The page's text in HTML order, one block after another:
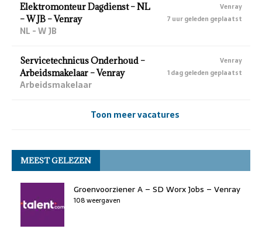
Elektromonteur Dagdienst – NL
– W JB – Venray
NL - W JB
Venray
7 uur geleden geplaatst
Servicetechnicus Onderhoud –
Arbeidsmakelaar – Venray
Arbeidsmakelaar
Venray
1 dag geleden geplaatst
Toon meer vacatures
MEEST GELEZEN
Groenvoorziener A – SD Worx Jobs – Venray
108 weergaven